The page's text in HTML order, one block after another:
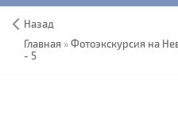
Назад
Главная »Фотоэкскурсия на
- 5